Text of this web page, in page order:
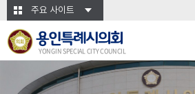
본문바로가기주요 사이트
용인특례시의회
YONGIN SPECIAL CITY COUNCIL